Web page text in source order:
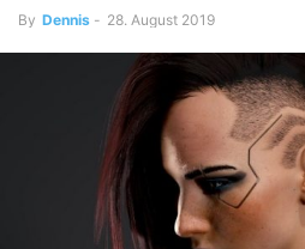
By Dennis - 28. August 2019